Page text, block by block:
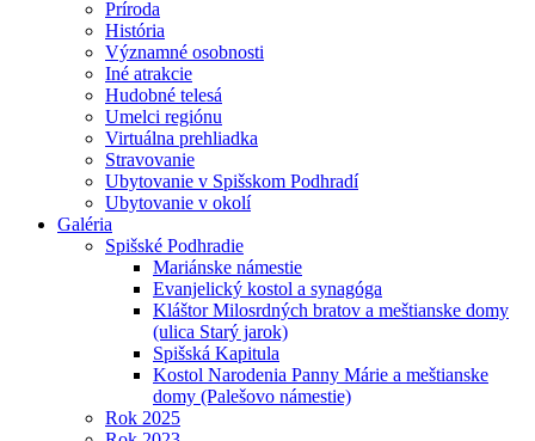
Príroda
História
Významné osobnosti
Iné atrakcie
Hudobné telesá
Umelci regiónu
Virtuálna prehliadka
Stravovanie
Ubytovanie v Spišskom Podhradí
Ubytovanie v okolí
Galéria
Spišské Podhradie
Mariánske námestie
Evanjelický kostol a synagóga
Kláštor Milosrdných bratov a meštianske domy
(ulica Starý jarok)
Spišská Kapitula
Kostol Narodenia Panny Márie a meštianske
domy (Palešovo námestie)
Rok 2025